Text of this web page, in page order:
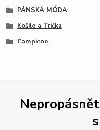
PÁNSKÁ MÓDA
Košile a Trička
Campione